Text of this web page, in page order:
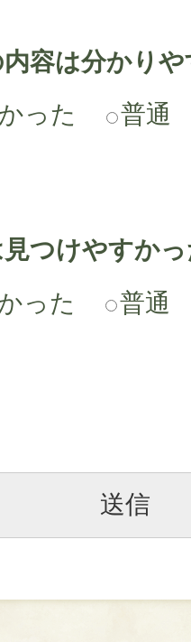
容は分かり
った
普通
つけやすか
った
普通